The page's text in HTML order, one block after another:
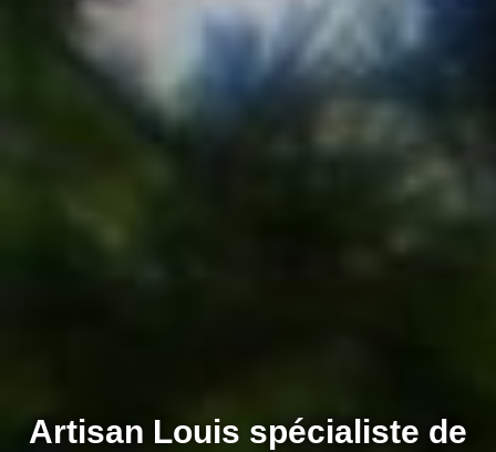
Artisan Louis spécialiste de